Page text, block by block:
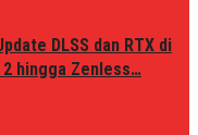
DLSS dan RTX di
2 hingga Zenless…